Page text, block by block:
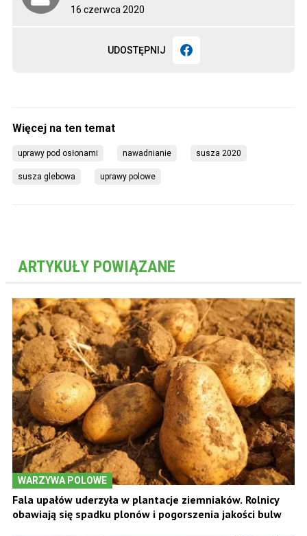
16 czerwca 2020
UDOSTĘPNIJ
uprawy pod osłonami nawadnianie susza 2020
susza glebowa uprawy polowe
ARTYKUŁY POWIĄZANE
WARZYWA POLOWE
Fala upałów uderzyła w plantacje ziemniaków. Rolnicy
obawiają się spadku plonów i pogorszenia jakości bulw